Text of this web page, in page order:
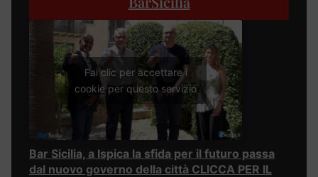
Fai clic per accettare i
cookie per questo servizio
Bar Sicilia, a Ispica la sfida per il futuro passa
dal nuovo governo della città CLICCA PER IL